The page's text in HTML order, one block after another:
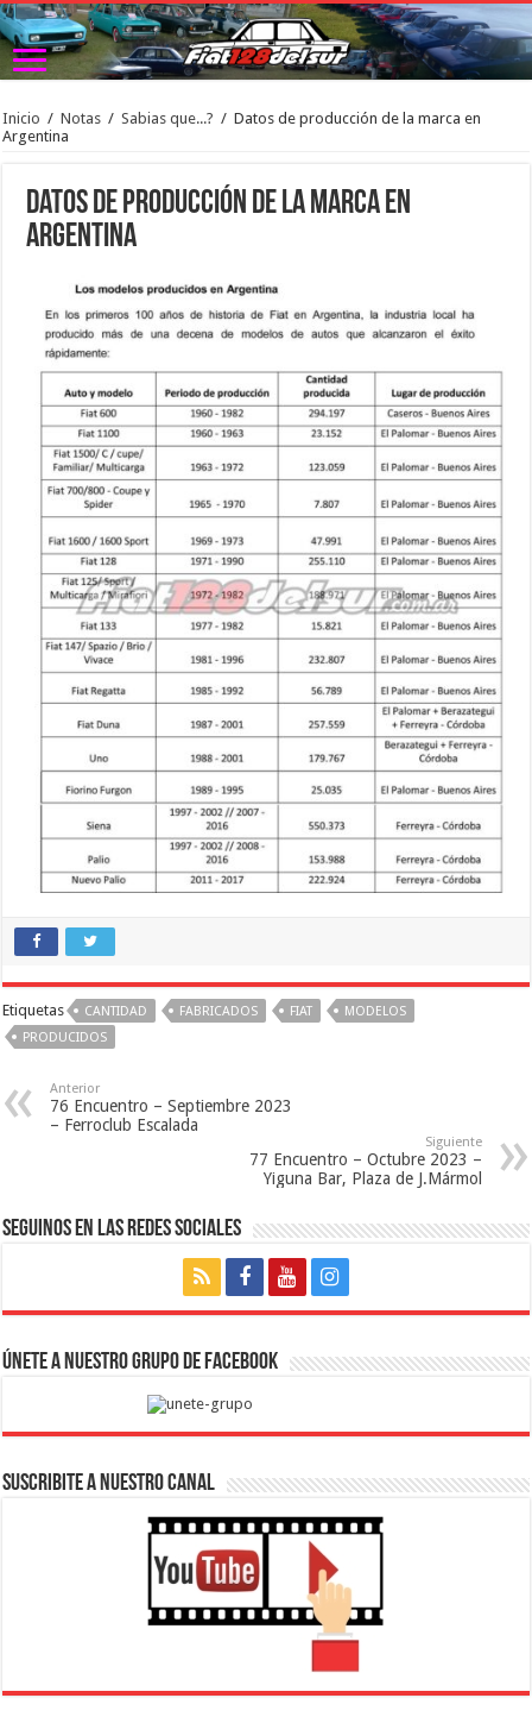
Inicio / Notas / Sabias que...? / Datos de producción de la marca en
Argentina
Datos de producción de la marca en
Argentina
Etiquetas CANTIDAD FABRICADOS FIAT
MODELOS
PRODUCIDOS
Anterior
76 Encuentro – Septiembre 2023
– Ferroclub Escalada
Siguiente
77 Encuentro – Octubre 2023 –
Yiguna Bar, Plaza de J.Mármol
Seguinos en las Redes Sociales
Únete a nuestro Grupo de Facebook
SUSCRIBITE A NUESTRO CANAL